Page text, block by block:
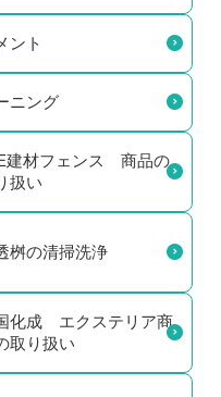
ント
ニング
建材フェンス 商品の
扱い
桝の清掃洗浄
化成 エクステリア商
取り扱い